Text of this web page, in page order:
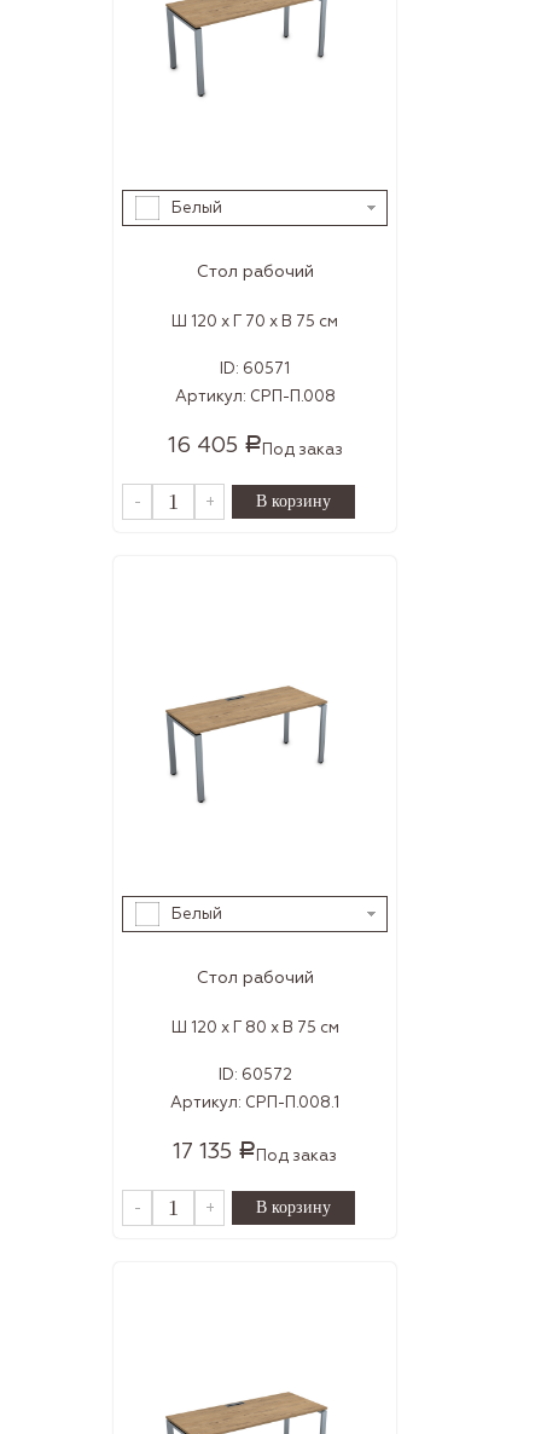
Белый
Стол рабочий
Ш 120 x Г 70 x В 75 см
ID: 60571
Артикул: СРП-П.008
16 405 Р Под заказ
- +
Белый
Стол рабочий
Ш 120 x Г 80 x В 75 см
ID: 60572
Артикул: СРП-П.008.1
17 135 Р Под заказ
- +